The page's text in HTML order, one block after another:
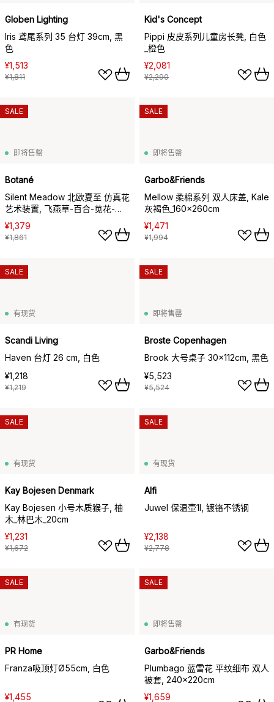
Globen Lighting
Iris 鸢尾系列 35 台灯 39cm, 黑
色
¥1,513
¥1,811
Kid's Concept
Pippi 皮皮系列儿童房长凳, 白色
_橙色
¥2,081
¥2,290
即将售罄
Botané
Silent Meadow 北欧夏至 仿真花
艺术装置, 飞燕草-百合-苋花-尤
加利叶-蕨类_6支装
¥1,379
¥1,861
SALE
即将售罄
Garbo&Friends
Mellow 柔棉系列 双人床盖, Kale
灰褐色_160x260cm
¥1,471
¥1,994
SALE
有现货
Scandi Living
Haven 台灯 26 cm, 白色
¥1,218
¥1,219
SALE
即将售罄
Broste Copenhagen
Brook 大号桌子 30x112cm, 黑色
¥5,523
¥5,524
SALE
有现货
Kay Bojesen Denmark
Kay Bojesen 小号木质猴子, 柚
木_林巴木_20cm
¥1,231
¥1,672
SALE
有现货
Alfi
Juwel 保温壶1l, 镀铬不锈钢
¥2,138
¥2,778
SALE
有现货
PR Home
Franza吸顶灯Ø55cm, 白色
¥1,455
SALE
即将售罄
Garbo&Friends
Plumbago 蓝雪花 平纹细布 双人
被套, 240x220cm
¥1,659
SALE